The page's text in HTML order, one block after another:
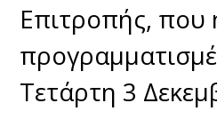
Επιτροπής, που
Τετάρτη 3